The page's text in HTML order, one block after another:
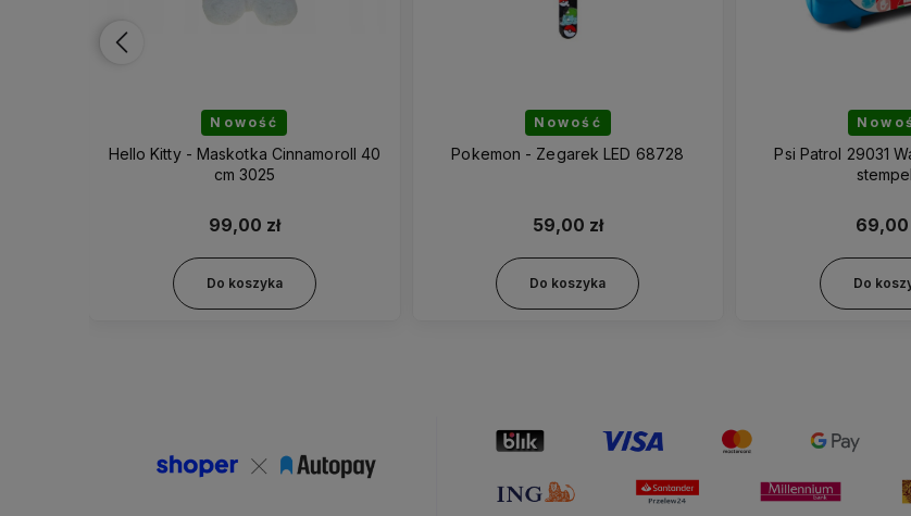
Nowość
Hello Kitty - Maskotka Cinnamoroll 40
cm 3025
99,00 zł
Do koszyka
Nowość
Pokemon - Zegarek LED 68728
59,00 zł
Do koszyka
Psi Patrol 29031
69,00
Do